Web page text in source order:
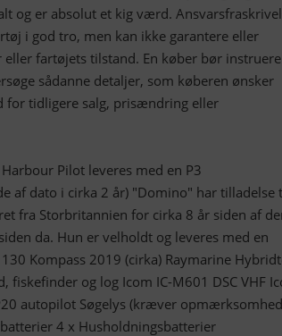
og er absolut et kig værd.
i god tro, men kan ikke garantere eller
fartøjets tilstand. En køber bør
sådanne detaljer, som køberen ønsker
for tidligere salg, prisændring eller
Pilot leveres med en P3
af dato i cirka 2 år) "Domino" har tilladelse
fra Storbritannien for cirka 8 år siden af
da. Hun er velholdt og leveres med en
Kompass 2019 (cirka) Raymarine
fiskefinder og log Icom IC-M601 DSC VHF
autopilot Søgelys (kræver
4 x Husholdningsbatterier